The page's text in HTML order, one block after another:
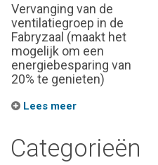
Vervanging van de
ventilatiegroep in de
Fabryzaal (maakt het
mogelijk om een
energiebesparing van
20% te genieten)
Lees meer
Categorieën